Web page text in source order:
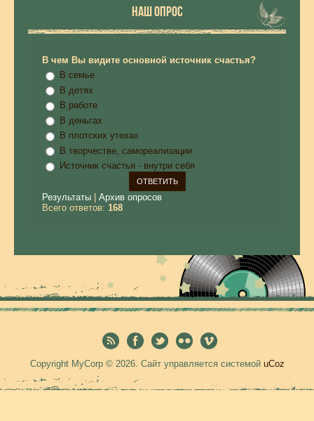
НАШ ОПРОС
В чем Вы видите основной источник счастья?
В семье
В детях
В работе
В деньгах
В плотских утехах
В творчестве, самореализации
Источник счастья - внутри себя
Результаты
Архив опросов
Всего ответов: 168
Copyright MyCorp © 2026. Сайт управляется системой uCoz